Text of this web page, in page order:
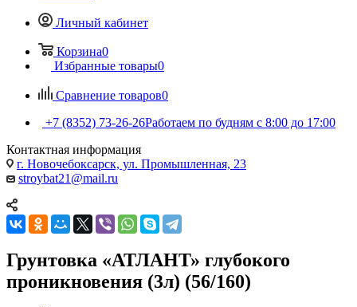
Личный кабинет
Корзина0
Избранные товары0
Сравнение товаров0
+7 (8352) 73-26-26Работаем по будням с 8:00 до 17:00
Контактная информация
г. Новочебоксарск, ул. Промышленная, 23
stroybat21@mail.ru
Грунтовка «АТЛАНТ» глубокого
проникновения (3л) (56/160)